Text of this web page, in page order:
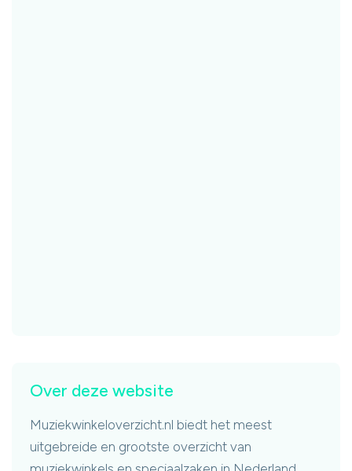
Over deze website
Muziekwinkeloverzicht.nl biedt het meest
uitgebreide en grootste overzicht van